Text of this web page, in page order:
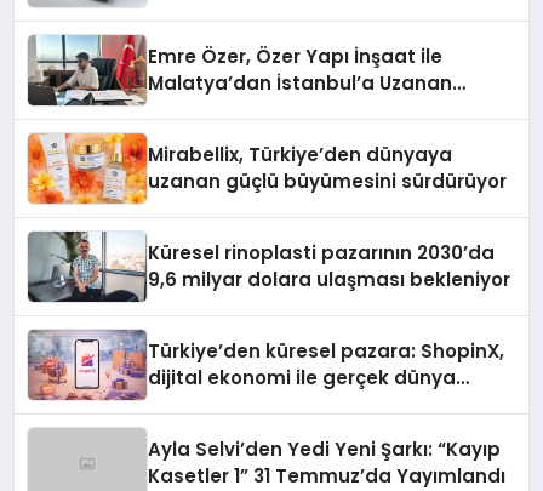
Emre Özer, Özer Yapı İnşaat ile
Malatya’dan İstanbul’a Uzanan
Mirabellix, Türkiye’den dünyaya
uzanan güçlü büyümesini sürdürüyor
Küresel rinoplasti pazarının 2030’da
9,6 milyar dolara ulaşması bekleniyor
Türkiye’den küresel pazara: ShopinX,
dijital ekonomi ile gerçek dünya
Ayla Selvi’den Yedi Yeni Şarkı: “Kayıp
Kasetler 1” 31 Temmuz’da Yayımlandı